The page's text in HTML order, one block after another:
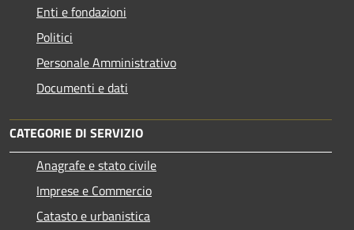
Enti e fondazioni
Politici
Personale Amministrativo
Documenti e dati
CATEGORIE DI SERVIZIO
Anagrafe e stato civile
Imprese e Commercio
Catasto e urbanistica